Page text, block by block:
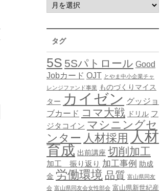
タグ
5S 5Sパトロール Good
Jobカード OJT とやま中小企業チャ
レンジファンド事業 ものづくりマイス
ター カイゼン グッジョ
ブカード コマ大戦 ドリル フ
ジタコイン マシニングセ
ンター 人材採用 人材
育成 出前講座 切削加工
加工 振り返り 加工事例 助成
金 労働環境 品質 富山県同友
会 富山県同友会女性部会 富山県新世紀産